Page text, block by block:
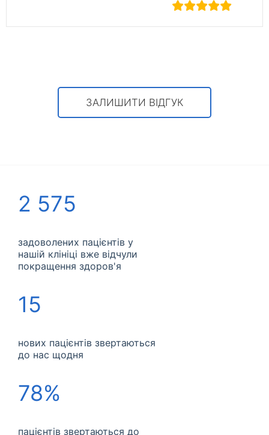
ЗАЛИШИТИ ВІДГУК
2 575
задоволених пацієнтів у
нашій клініці вже відчули
покращення здоров'я
15
нових пацієнтів звертаються
до нас щодня
78%
пацієнтів звертаються до